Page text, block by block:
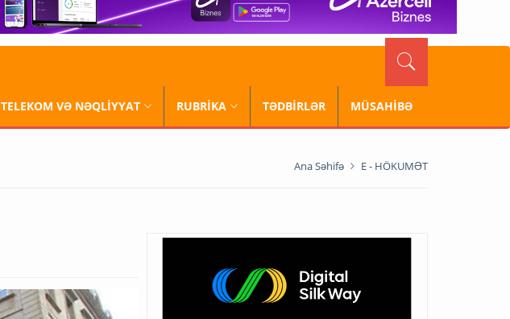
TELEKOM VƏ NƏQLİYYAT RUBRİKA TƏDBİRLƏR MÜSAHİBƏ
Ana Səhifə E - HÖKUMƏT